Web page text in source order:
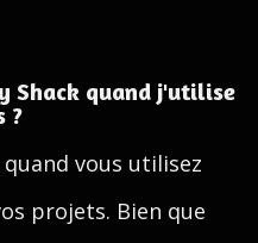
Shack quand j'utilise
?
vous utilisez
projets. Bien que